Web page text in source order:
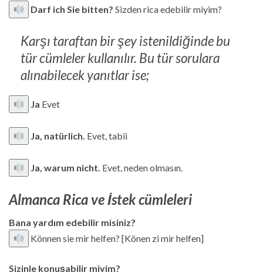
Darf ich Sie bitten? Sizden rica edebilir miyim?
Karşı taraftan bir şey istenildiğinde bu
tür cümleler kullanılır. Bu tür sorulara
alınabilecek yanıtlar ise;
Ja Evet
Ja, natürlich. Evet, tabii
Ja, warum nicht. Evet, neden olmasın.
Almanca Rica ve İstek cümleleri
Bana yardım edebilir misiniz?
Können sie mir helfen? [Könen zi mir helfen]
Sizinle konuşabilir miyim?